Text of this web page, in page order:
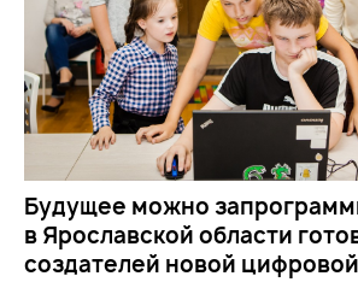
Будущее можно
в Ярославской области
создателей новой